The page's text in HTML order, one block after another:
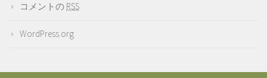
コメントの RSS
WordPress.org